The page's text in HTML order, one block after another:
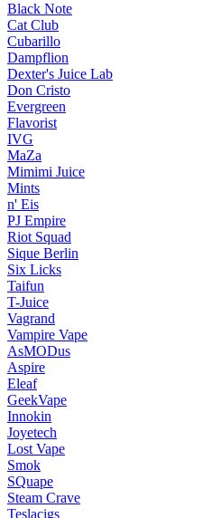
Black Note
Cat Club
Cubarillo
Dampflion
Dexter's Juice Lab
Don Cristo
Evergreen
Flavorist
IVG
MaZa
Mimimi Juice
Mints
n' Eis
PJ Empire
Riot Squad
Sique Berlin
Six Licks
Taifun
T-Juice
Vagrand
Vampire Vape
AsMODus
Aspire
Eleaf
GeekVape
Innokin
Joyetech
Lost Vape
Smok
SQuape
Steam Crave
Teslacigs